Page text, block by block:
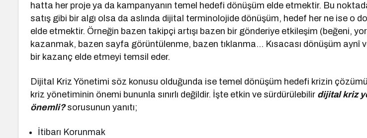
hatta her proje ya da kampanyanın temel hedefi dönüşüm elde etmektir. Bu
satış gibi bir algı olsa da aslında dijital terminolojide dönüşüm, hedef her ne ise o
elde etmektir. Örneğin bazen takipçi artışı bazen bir gönderiye etkileşim (beğeni,
kazanmak, bazen sayfa görüntülenme, bazen tıklanma… Kısacası dönüşüm aynî
bir kazanç elde etmeyi temsil eder.
Dijital Kriz Yönetimi söz konusu olduğunda ise temel dönüşüm hedefi krizin
kriz yönetiminin önemi bununla sınırlı değildir. İşte etkin ve sürdürülebilir dijital kriz
önemli? sorusunun yanıtı;
İtibarı Korunmak